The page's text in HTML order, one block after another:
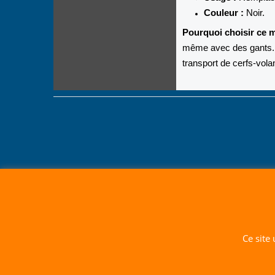
Couleur : Noir.
Pourquoi choisir ce
même avec des
transport de cerfs-
Ce